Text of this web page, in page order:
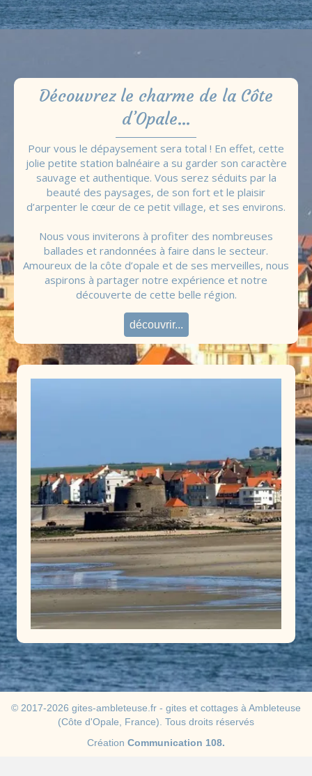
Découvrez le charme de la Côte
d’Opale…
Pour vous le dépaysement sera total ! En effet, cette
jolie petite station balnéaire a su garder son caractère
sauvage et authentique. Vous serez séduits par la
beauté des paysages, de son fort et le plaisir
d’arpenter le cœur de ce petit village, et ses environs.
Nous vous inviterons à profiter des nombreuses
ballades et randonnées à faire dans le secteur.
Amoureux de la côte d’opale et de ses merveilles, nous
aspirons à partager notre expérience et notre
découverte de cette belle région.
découvrir...
© 2017-2026 gites-ambleteuse.fr - gites et cottages à Ambleteuse
(Côte d'Opale, France). Tous droits réservés
Création Communication 108.